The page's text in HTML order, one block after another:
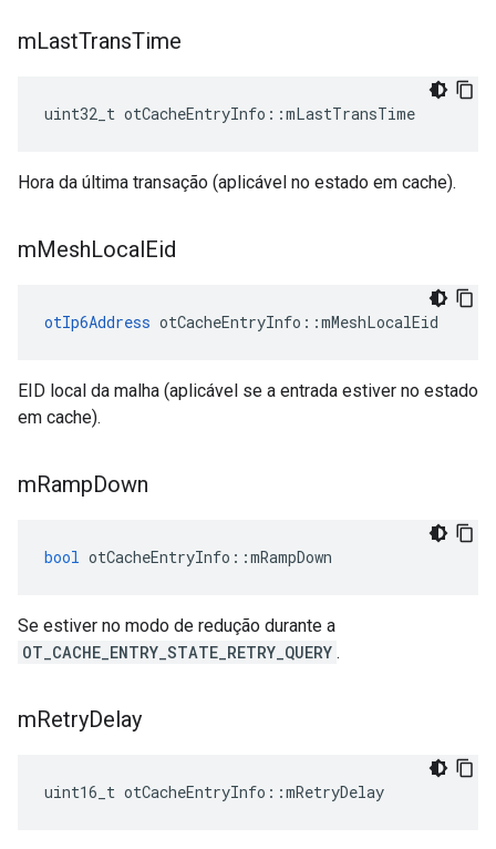
mLastTransTime
uint32_t otCacheEntryInfo ::mLastTransTime
Hora da última transação (aplicável no estado em cache).
mMeshLocalEid
otIp6Address otCacheEntryInfo ::mMeshLocalEid
EID local da malha (aplicável se a entrada estiver no estado
em cache).
mRampDown
bool otCacheEntryInfo ::mRampDown
Se estiver no modo de redução durante a
OT_CACHE_ENTRY_STATE_RETRY_QUERY .
mRetryDelay
uint16_t otCacheEntryInfo ::mRetryDelay